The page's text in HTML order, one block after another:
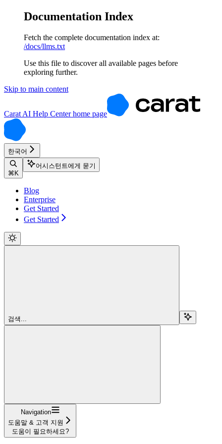
Documentation Index
Fetch the complete documentation index at:
/docs/llms.txt
Use this file to discover all available pages before
exploring further.
Skip to main content
Carat AI Help Centerhome page
한국어
⌘ K
어시스턴트에게 묻기
Blog
Enterprise
Get Started
Get Started
검색...
Navigation
도움말 & 고객 지원
도움이 필요하세요?